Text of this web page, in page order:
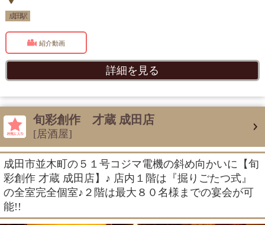
成田駅
紹介動画
詳細を見る
旬彩創作 才蔵 成田店
[居酒屋]
成田市並木町の５１号コジマ電機の斜め向かいに【旬
彩創作 才蔵 成田店】♪ 店内１階は『掘りごたつ式』
の全室完全個室♪２階は最大８０名様までの宴会が可
能!!